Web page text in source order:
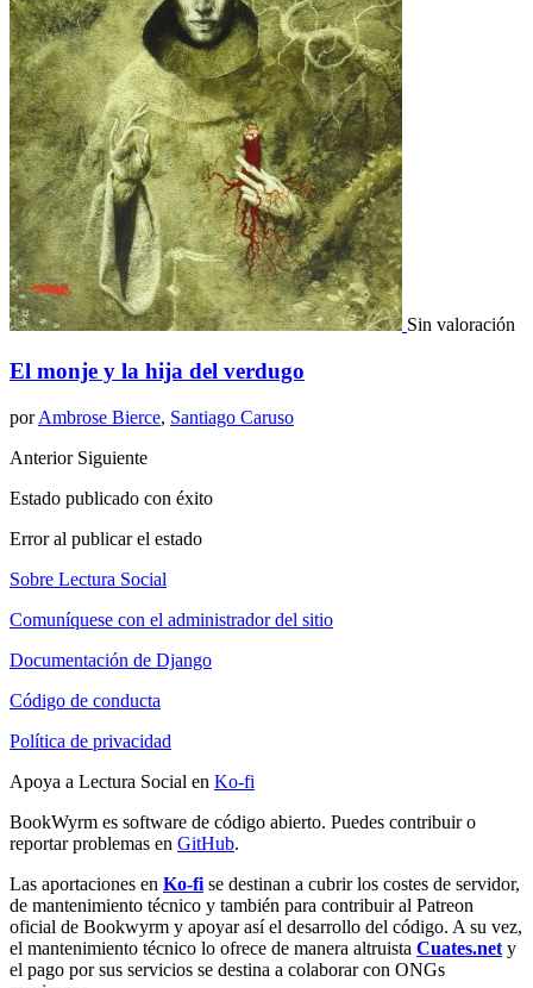
Sin valoración
El monje y la hija del verdugo
porAmbrose Bierce, Santiago Caruso
Anterior Siguiente
Estado publicado con éxito
Error al publicar el estado
Sobre Lectura Social
Comuníquese con el administrador del sitio
Documentación de Django
Código de conducta
Política de privacidad
Apoya a Lectura Social en Ko-fi
BookWyrm es software de código abierto. Puedes contribuir o
reportar problemas en GitHub.
Las aportaciones en Ko-fi se destinan a cubrir los costes de servidor,
de mantenimiento técnico y también para contribuir al Patreon
oficial de Bookwyrm y apoyar así el desarrollo del código. A su vez,
el mantenimiento técnico lo ofrece de manera altruista Cuates.net y
el pago por sus servicios se destina a colaborar con ONGs